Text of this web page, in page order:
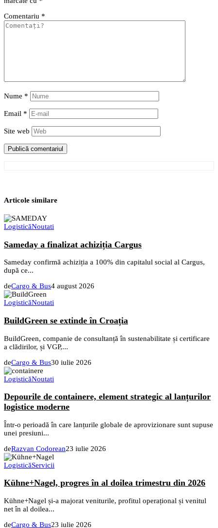
Comentariu *
Nume *
Email *
Site web
Articole similare
LogisticăNoutati
Sameday a finalizat achiziția Cargus
Sameday confirmă achiziția a 100% din capitalul social al Cargus,
după ce...
deCargo & Bus4 august 2026
LogisticăNoutati
BuildGreen se extinde în Croația
BuildGreen, companie de consultanță în sustenabilitate și certificare
a clădirilor, și VGP,...
deCargo & Bus30 iulie 2026
LogisticăNoutati
Depourile de containere, element strategic al lanțurilor
logistice moderne
Într-o perioadă în care lanțurile globale de aprovizionare sunt supuse
unei presiuni...
deRazvan Codorean23 iulie 2026
LogisticăServicii
Kühne+Nagel, progres în al doilea trimestru din 2026
Kühne+Nagel și-a majorat veniturile, profitul operațional și venitul
net în al doilea...
deCargo & Bus23 iulie 2026